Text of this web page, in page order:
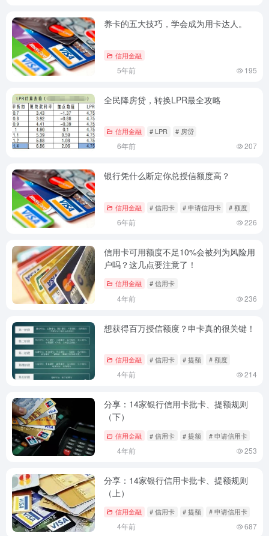
养卡的五大技巧，学会成为用卡达人。
信用金融
5年前 195
全民降房贷，转换LPR最全攻略
信用金融 # LPR # 房贷
6年前 207
银行凭什么断定你总授信额度高？
信用金融 # 信用卡 # 申请信用卡 # 额度
6年前 226
信用卡可用额度不足10%会被列为风险用
户吗？这几点要注意了！
信用金融 # 信用卡
4年前 236
想获得百万授信额度？申卡真的很关键！
信用金融 # 信用卡 # 提额 # 额度
4年前 214
分享：14家银行信用卡批卡、提额规则
（下）
信用金融 # 信用卡 # 提额 # 申请信用卡
4年前 253
分享：14家银行信用卡批卡、提额规则
（上）
信用金融 # 信用卡 # 提额 # 申请信用卡
4年前 687